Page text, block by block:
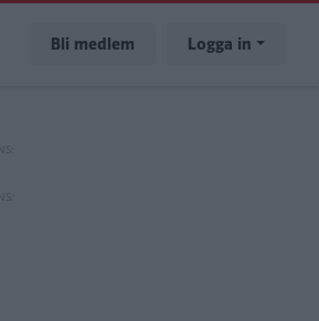
Bli medlem Logga in